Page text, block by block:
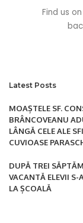
Find us
Latest Posts
MOAȘTELE SF.
BRÂNCOVEANU
LÂNGĂ CELE ALE
CUVIOASE
DUPĂ TREI
VACANTĂ ELEVII S-
LA ȘCOALĂ